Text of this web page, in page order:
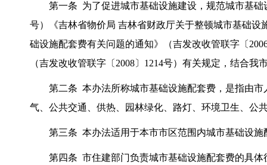
第一条 为了促进城市基础设施建设，规范城市基础
号）《吉林省物价局 吉林省财政厅关于整顿城市基础
础设施配套费有关问题的通知》（吉发改收管联字〔
（吉发改收管联字〔2008〕1214号）有关规定，结合我
第二条 本办法所称城市基础设施配套费，是指由市
气、公共交通、供热、园林绿化、路灯、环境卫生、公
第三条 本办法适用于本市市区范围内城市基础设施
第四条 市住建部门负责城市基础设施配套费的具体